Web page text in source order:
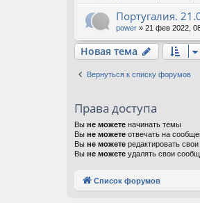
Португалия.
power » 21 фев 2022,
Новая тема
Вернуться к списку форумов
Права доступа
Вы не можете начинать темы
Вы не можете отвечать на
Вы не можете редактировать
Вы не можете удалять свои
Список форумов